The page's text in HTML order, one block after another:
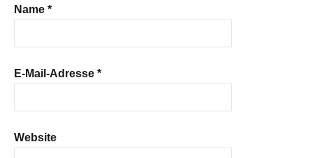
Name *
E-Mail-Adresse *
Website